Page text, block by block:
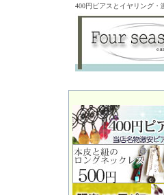
400円ピアスとイヤリング・